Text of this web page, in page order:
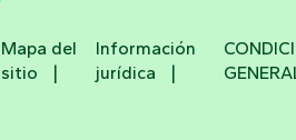
Mapa del
sitio
Información
jurídica